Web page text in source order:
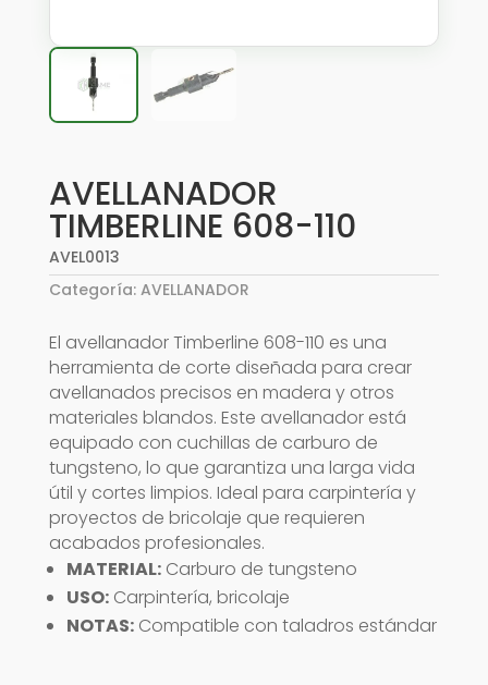
AVELLANADOR
TIMBERLINE 608-110
AVEL0013
Categoría: AVELLANADOR
El avellanador Timberline 608-110 es una
herramienta de corte diseñada para crear
avellanados precisos en madera y otros
materiales blandos. Este avellanador está
equipado con cuchillas de carburo de
tungsteno, lo que garantiza una larga vida
útil y cortes limpios. Ideal para carpintería y
proyectos de bricolaje que requieren
acabados profesionales.
MATERIAL:Carburo de tungsteno
USO:Carpintería, bricolaje
NOTAS:Compatible con taladros estándar